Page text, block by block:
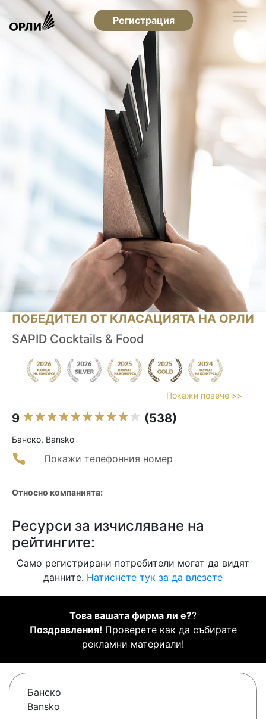
Регистрация
ПОБЕДИТЕЛ ОТ КЛАСАЦИЯТА НА ОРЛИ
SAPID Cocktails & Food
Покажи повече >>
9 (538)
Банско, Bansko
Покажи телефонния номер
Относно компанията:
Ресурси за изчисляване на
рейтингите:
Само регистрирани потребители могат да видят
данните. Натиснете тук за да влезете
Това вашата фирма ли е??
Поздравления! Проверете как да събирате
рекламни материали!
Банско
Bansko